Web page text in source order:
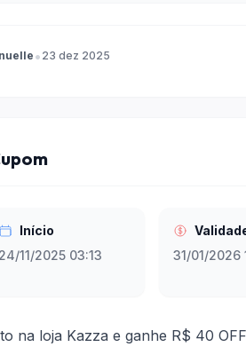
• 23 dez 2025
Início
24/11/2025 03:13
31/01/2026
na loja Kazza e ganhe R$ 40